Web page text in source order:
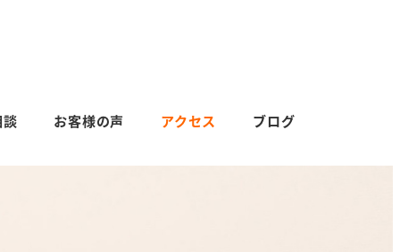
お客様の声 アクセス ブログ